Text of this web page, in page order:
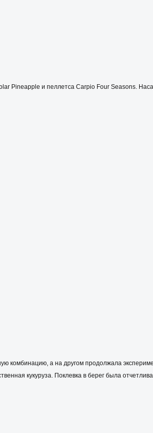
Pineapple и пеллетса Carpio Four Seasons.
комбинацию, а на другом продолжала
кукуруза. Поклевка в берег была